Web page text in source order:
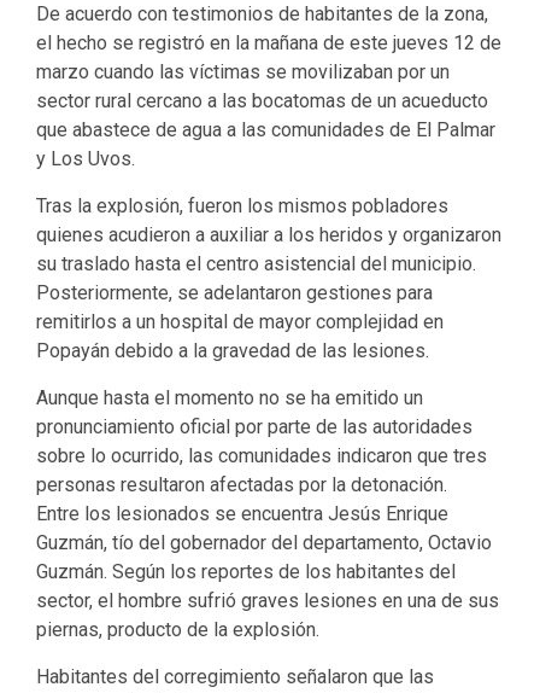
De acuerdo con testimonios de habitantes de la zona,
el hecho se registró en la mañana de este jueves 12 de
marzo cuando las víctimas se movilizaban por un
sector rural cercano a las bocatomas de un acueducto
que abastece de agua a las comunidades de El Palmar
y Los Uvos.
Tras la explosión, fueron los mismos pobladores
quienes acudieron a auxiliar a los heridos y organizaron
su traslado hasta el centro asistencial del municipio.
Posteriormente, se adelantaron gestiones para
remitirlos a un hospital de mayor complejidad en
Popayán debido a la gravedad de las lesiones.
Aunque hasta el momento no se ha emitido un
pronunciamiento oficial por parte de las autoridades
sobre lo ocurrido, las comunidades indicaron que tres
personas resultaron afectadas por la detonación.
Entre los lesionados se encuentra Jesús Enrique
Guzmán, tío del gobernador del departamento, Octavio
Guzmán. Según los reportes de los habitantes del
sector, el hombre sufrió graves lesiones en una de sus
piernas, producto de la explosión.
Habitantes del corregimiento señalaron que las